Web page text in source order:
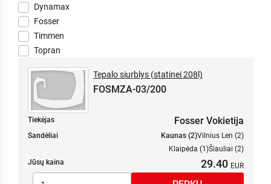
Dynamax
Fosser
Timmen
Topran
Tepalo siurblys (statinei 208l)
FOSMZA-03/200
Tiekėjas Fosser Vokietija
Sandėliai Kaunas (2)Vilnius Len (2)
Klaipėda (1)Šiauliai (2)
Jūsų kaina
29.40